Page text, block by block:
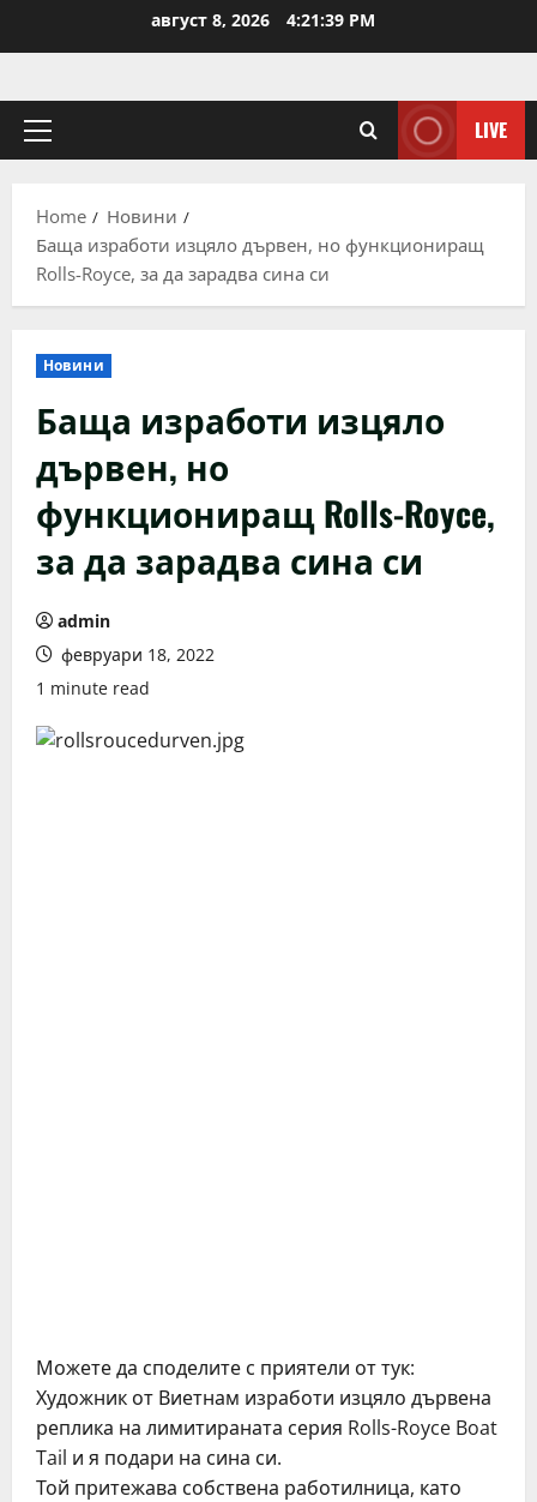
август 8, 2026 4:21:39 PM
Primary
LIVE
Home
Новини
Баща изработи изцяло дървен, но функциониращ
Rolls-Royce, за да зарадва сина си
Новини
Баща изработи изцяло
дървен, но
функциониращ Rolls-Royce,
за да зарадва сина си
admin
февруари 18, 2022
1 minute read
Можете да споделите с приятели от тук:
Художник от Виетнам изработи изцяло дървена
реплика на лимитираната серия Rolls-Royce Boat
Tail и я подари на сина си.
Той притежава собствена работилница, като